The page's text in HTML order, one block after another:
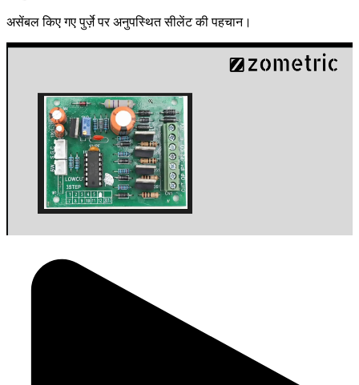
असेंबल किए गए पुर्ज़े पर अनुपस्थित सीलेंट की पहचान।